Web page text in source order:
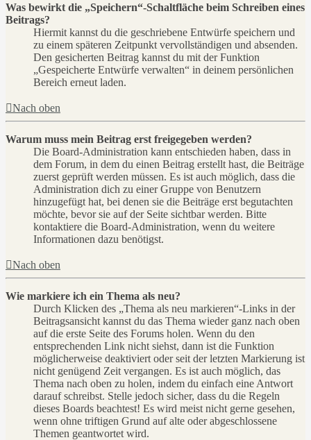
Was bewirkt die „Speichern“-Schaltfläche beim Schreiben eines
Beitrags?
Hiermit kannst du die geschriebene Entwürfe speichern und
zu einem späteren Zeitpunkt vervollständigen und absenden.
Den gesicherten Beitrag kannst du mit der Funktion
„Gespeicherte Entwürfe verwalten“ in deinem persönlichen
Bereich erneut laden.
Nach oben
Warum muss mein Beitrag erst freigegeben werden?
Die Board-Administration kann entschieden haben, dass in
dem Forum, in dem du einen Beitrag erstellt hast, die Beiträge
zuerst geprüft werden müssen. Es ist auch möglich, dass die
Administration dich zu einer Gruppe von Benutzern
hinzugefügt hat, bei denen sie die Beiträge erst begutachten
möchte, bevor sie auf der Seite sichtbar werden. Bitte
kontaktiere die Board-Administration, wenn du weitere
Informationen dazu benötigst.
Nach oben
Wie markiere ich ein Thema als neu?
Durch Klicken des „Thema als neu markieren“-Links in der
Beitragsansicht kannst du das Thema wieder ganz nach oben
auf die erste Seite des Forums holen. Wenn du den
entsprechenden Link nicht siehst, dann ist die Funktion
möglicherweise deaktiviert oder seit der letzten Markierung ist
nicht genügend Zeit vergangen. Es ist auch möglich, das
Thema nach oben zu holen, indem du einfach eine Antwort
darauf schreibst. Stelle jedoch sicher, dass du die Regeln
dieses Boards beachtest! Es wird meist nicht gerne gesehen,
wenn ohne triftigen Grund auf alte oder abgeschlossene
Themen geantwortet wird.